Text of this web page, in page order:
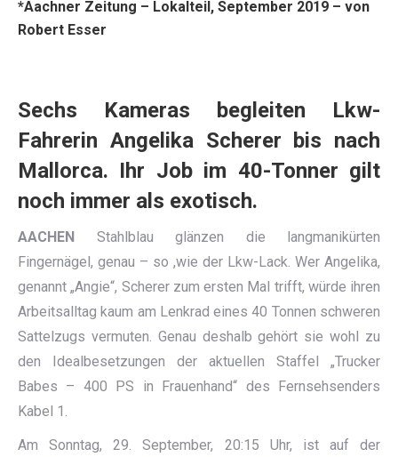
*Aachner Zeitung – Lokalteil, September 2019 – von
Robert Esser
Sechs Kameras begleiten Lkw-
Fahrerin Angelika Scherer bis nach
Mallorca. Ihr Job im 40-Tonner gilt
noch immer als exotisch.
AACHEN Stahlblau glänzen die langmanikürten
Fingernägel, genau – so ,wie der Lkw-Lack. Wer Angelika,
genannt „Angie“, Scherer zum ersten Mal trifft, würde ihren
Arbeitsalltag kaum am Lenkrad eines 40 Tonnen schweren
Sattelzugs vermuten. Genau deshalb gehört sie wohl zu
den Idealbesetzungen der aktuellen Staffel „Trucker
Babes – 400 PS in Frauenhand“ des Fernsehsenders
Kabel 1.
Am Sonntag, 29. September, 20:15 Uhr, ist auf der